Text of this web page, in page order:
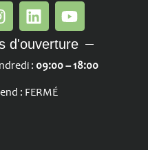
d'ouverture
: 09:00 – 18:00
: FERMÉ